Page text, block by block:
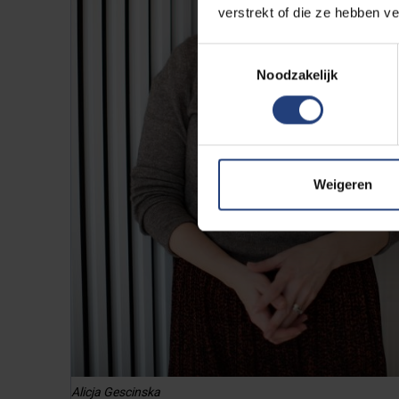
verstrekt of die ze hebben
Noodzakelijk
Weigeren
Alicja Gescinska